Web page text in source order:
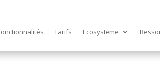
Tarifs Ecosystème